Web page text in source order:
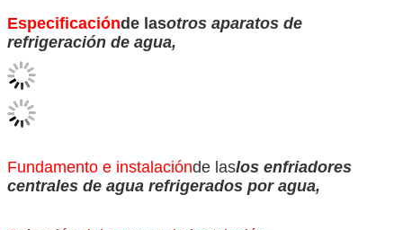
Especificaciónde lasotros aparatos de
refrigeración de agua,
Fundamento e instalaciónde laslos enfriadores
centrales de agua refrigerados por agua,